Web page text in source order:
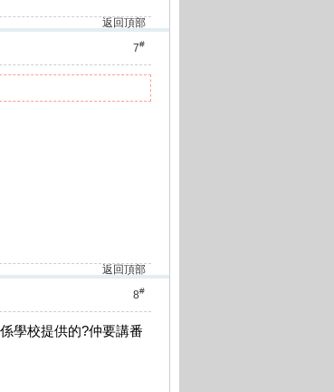
返回頂部
7#
返回頂部
8#
學校提供的?仲要講番